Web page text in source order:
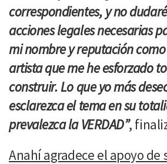
correspondientes, y no
acciones legales necesarias
mi nombre y reputación
artista que me he esforzado
construir. Lo que yo más
esclarezca el tema en su
prevalezca la VERDAD”,
Anahí agradece el apoyo de